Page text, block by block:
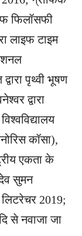
फिलॉसफी
लाइफ टाइम
पृथ्वी भूषण
द्वारा
कॉसा),
एकता के
सुमन
लिटरेचर 2019;
से नवाजा जा